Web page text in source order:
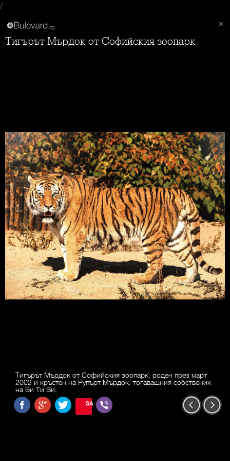
/
Тигърът Мърдок от Софийския зоопарк
Тигърът Мърдок от Софийския зоопарк, роден през март
2002 и кръстен на Рупърт Мърдок, тогавашния собственик
на Би Ти Ви.
SAVE